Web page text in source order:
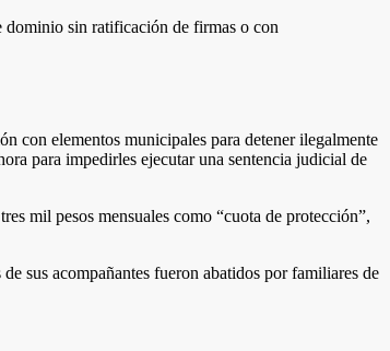
dominio sin ratificación de firmas o con
con elementos municipales para detener ilegalmente
para impedirles ejecutar una sentencia judicial de
mil pesos mensuales como “cuota de protección”,
sus acompañantes fueron abatidos por familiares de